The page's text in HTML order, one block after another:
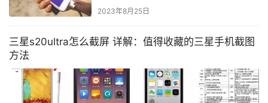
2023年8月25日
三星s20ultra怎么截屏 详解：值得收藏的三星手机截图
方法